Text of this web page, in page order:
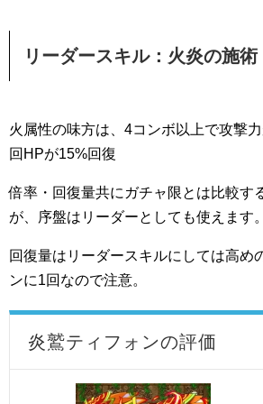
リーダースキル：火炎の施術
火属性の味方は、4コンボ以上で攻撃
回HPが15%回復
倍率・回復量共にガチャ限とは比較す
が、序盤はリーダーとしても使えます。
回復量はリーダースキルにしては高め
ンに1回なので注意。
炎鷲ティフォンの評価